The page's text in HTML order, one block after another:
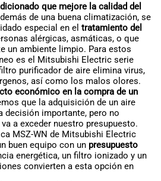
que mejore la calidad del
de una buena climatización, se
especial en el tratamiento del
alérgicas, asmáticas, o que
un ambiente limpio. Para estos
es el Mitsubishi Electric serie
purificador de aire elimina virus,
así como los malos olores.
económico en la compra de un
que la adquisición de un aire
decisión importante, pero no
a exceder nuestro presupuesto.
MSZ-WN de Mitsubishi Electric
buen equipo con un presupuesto
energética, un filtro ionizado y un
convierten a esta opción en